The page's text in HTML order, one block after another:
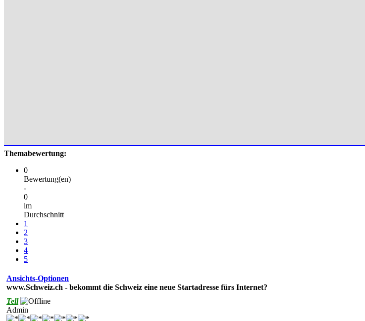
Themabewertung:
0
Bewertung(en)
-
0
im
Durchschnitt
1
2
3
4
5
Ansichts-Optionen
www.Schweiz.ch - bekommt die Schweiz eine neue Startadresse fürs Internet?
Tell
Admin